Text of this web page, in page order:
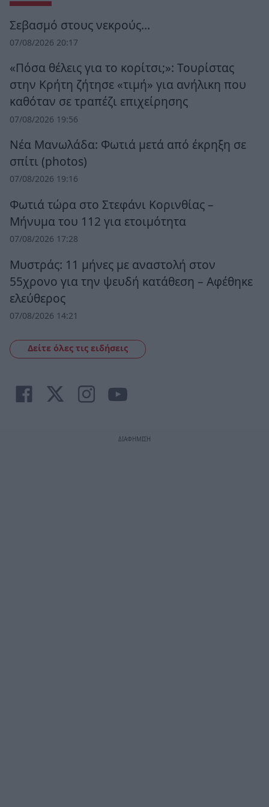
Σεβασμό στους νεκρούς…
07/08/2026 20:17
«Πόσα θέλεις για το κορίτσι;»: Τουρίστας
στην Κρήτη ζήτησε «τιμή» για ανήλικη που
καθόταν σε τραπέζι επιχείρησης
07/08/2026 19:56
Νέα Μανωλάδα: Φωτιά μετά από έκρηξη σε
σπίτι (photos)
07/08/2026 19:16
Φωτιά τώρα στο Στεφάνι Κορινθίας –
Μήνυμα του 112 για ετοιμότητα
07/08/2026 17:28
Μυστράς: 11 μήνες με αναστολή στον
55χρονο για την ψευδή κατάθεση – Αφέθηκε
ελεύθερος
07/08/2026 14:21
Δείτε όλες τις ειδήσεις